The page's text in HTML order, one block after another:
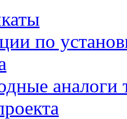
по
аналоги